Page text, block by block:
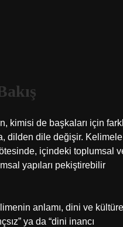
kimisi de başkaları için
dilden dile değişir.
içindeki toplumsal
yapıları pekiştirebilir
anlamı, dini ve
ya da “dini inancı